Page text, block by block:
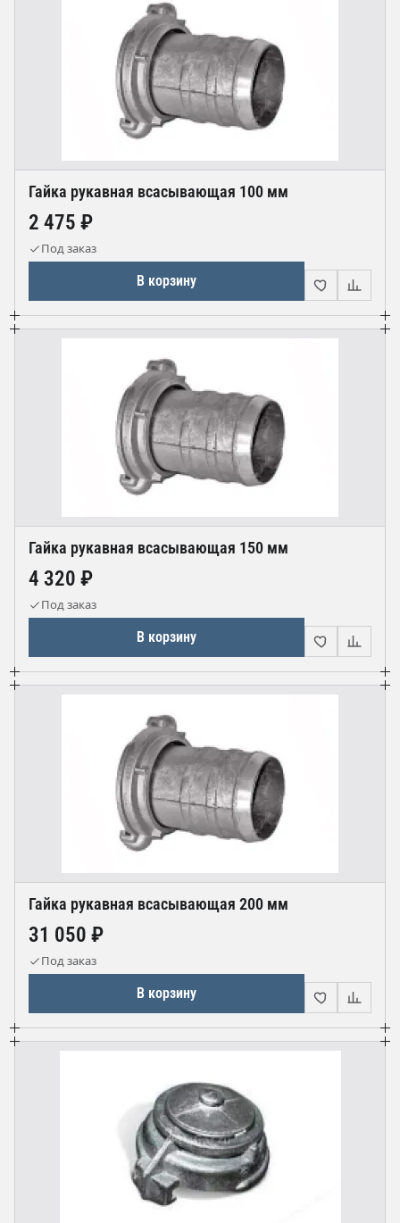
Гайка рукавная всасывающая 100 мм
2 475 ₽
Под заказ
В корзину
Гайка рукавная всасывающая 150 мм
4 320 ₽
Под заказ
В корзину
Гайка рукавная всасывающая 200 мм
31 050 ₽
Под заказ
В корзину